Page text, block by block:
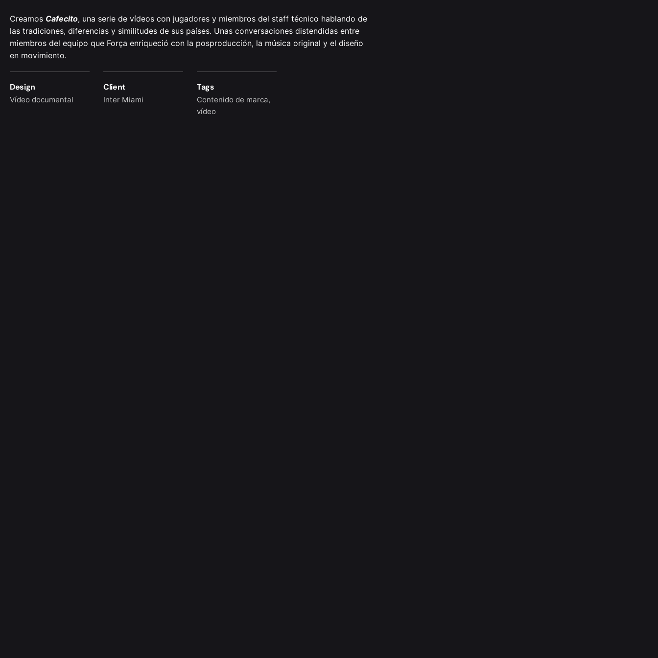
Creamos Cafecito, una serie de vídeos con jugadores y miembros del staff técnico hablando de
las tradiciones, diferencias y similitudes de sus países. Unas conversaciones distendidas entre
miembros del equipo que Força enriqueció con la posproducción, la música original y el diseño
en movimiento.
Design
Vídeo documental
Client
Inter Miami
Tags
Contenido de marca,
vídeo